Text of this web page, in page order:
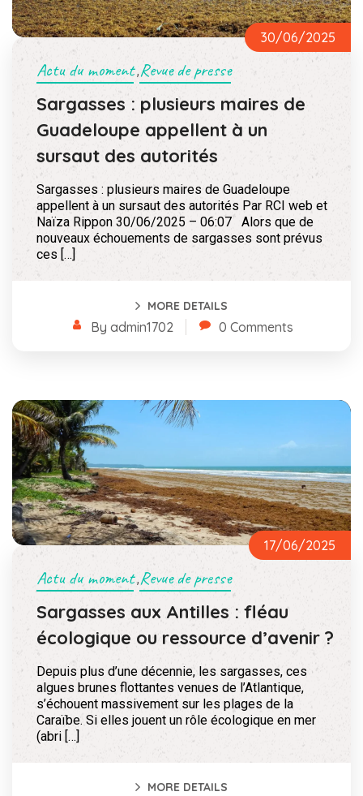
30/06/2025
Actu du moment,Revue de presse
Sargasses : plusieurs maires de
Guadeloupe appellent à un
sursaut des autorités
Sargasses : plusieurs maires de Guadeloupe
appellent à un sursaut des autorités Par RCI web et
Naïza Rippon 30/06/2025 – 06:07 Alors que de
nouveaux échouements de sargasses sont prévus
ces […]
MORE DETAILS
By admin1702 0 Comments
17/06/2025
Actu du moment,Revue de presse
Sargasses aux Antilles : fléau
écologique ou ressource d’avenir ?
Depuis plus d’une décennie, les sargasses, ces
algues brunes flottantes venues de l’Atlantique,
s’échouent massivement sur les plages de la
Caraïbe. Si elles jouent un rôle écologique en mer
(abri […]
MORE DETAILS